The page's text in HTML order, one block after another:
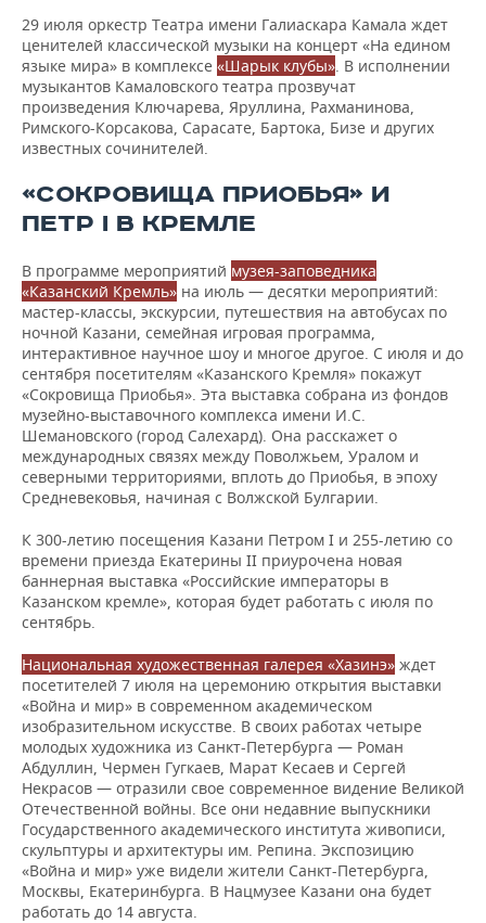
29 июля оркестр Театра имени Галиаскара Камала ждет
ценителей классической музыки на концерт «На едином
языке мира» в комплексе «Шарык клубы». В исполнении
музыкантов Камаловского театра прозвучат
произведения Ключарева, Яруллина, Рахманинова,
Римского-Корсакова, Сарасате, Бартока, Бизе и других
известных сочинителей.
«СОКРОВИЩА ПРИОБЬЯ» И
ПЕТР I В КРЕМЛЕ
В программе мероприятий музея-заповедника
«Казанский Кремль» на июль — десятки мероприятий:
мастер-классы, экскурсии, путешествия на автобусах по
ночной Казани, семейная игровая программа,
интерактивное научное шоу и многое другое. С июля и до
сентября посетителям «Казанского Кремля» покажут
«Сокровища Приобья». Эта выставка собрана из фондов
музейно-выставочного комплекса имени И.С.
Шемановского (город Салехард). Она расскажет о
международных связях между Поволжьем, Уралом и
северными территориями, вплоть до Приобья, в эпоху
Средневековья, начиная с Волжской Булгарии.
К 300-летию посещения Казани Петром I и 255-летию со
времени приезда Екатерины II приурочена новая
баннерная выставка «Российские императоры в
Казанском кремле», которая будет работать с июля по
сентябрь.
Национальная художественная галерея «Хазинэ» ждет
посетителей 7 июля на церемонию открытия выставки
«Война и мир» в современном академическом
изобразительном искусстве. В своих работах четыре
молодых художника из Санкт-Петербурга — Роман
Абдуллин, Чермен Гугкаев, Марат Кесаев и Сергей
Некрасов — отразили свое современное видение Великой
Отечественной войны. Все они недавние выпускники
Государственного академического института живописи,
скульптуры и архитектуры им. Репина. Экспозицию
«Война и мир» уже видели жители Санкт-Петербурга,
Москвы, Екатеринбурга. В Нацмузее Казани она будет
работать до 14 августа.